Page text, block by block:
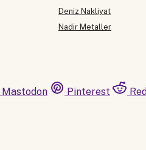
Deniz Nakliyat
Nadir Metaller
Mastodon Pinterest